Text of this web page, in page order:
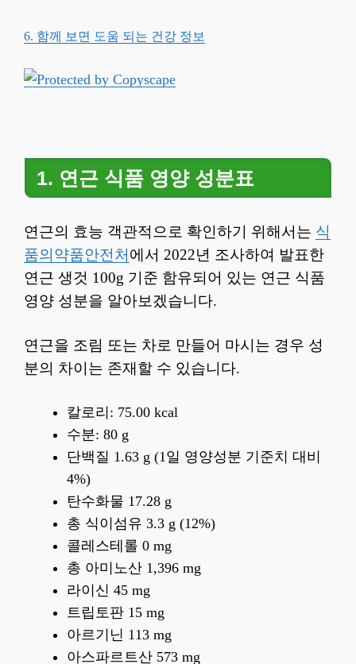
6. 함께 보면 도움 되는 건강 정보
1. 연근 식품 영양 성분표
연근의 효능 객관적으로 확인하기 위해서는 식
품의약품안전처에서 2022년 조사하여 발표한
연근 생것 100g 기준 함유되어 있는 연근 식품
영양 성분을 알아보겠습니다.
연근을 조림 또는 차로 만들어 마시는 경우 성
분의 차이는 존재할 수 있습니다.
칼로리: 75.00 kcal
수분: 80 g
단백질 1.63 g (1일 영양성분 기준치 대비
4%)
탄수화물 17.28 g
총 식이섬유 3.3 g (12%)
콜레스테롤 0 mg
총 아미노산 1,396 mg
라이신 45 mg
트립토판 15 mg
아르기닌 113 mg
아스파르트산 573 mg